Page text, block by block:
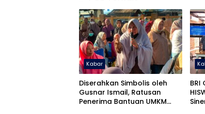
Kabar
Diserahkan Simbolis oleh
Gusnar Ismail, Ratusan
Penerima Bantuan UMKM